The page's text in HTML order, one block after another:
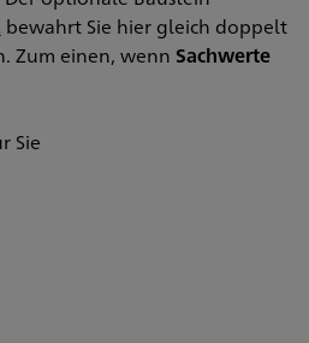
bewahrt Sie hier gleich doppelt
Zum einen, wenn Sachwerte
Sie